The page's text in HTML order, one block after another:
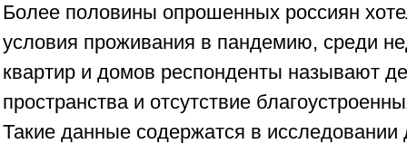
Более половины опрошенных россиян
условия проживания в пандемию, среди
квартир и домов респонденты называют
пространства и отсутствие
Такие данные содержатся в исследовании